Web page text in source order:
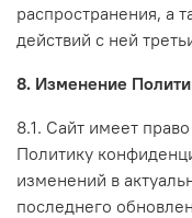
распространения, а
действий с ней
8. Изменение
8.1. Сайт имеет
Политику
изменений в
последнего